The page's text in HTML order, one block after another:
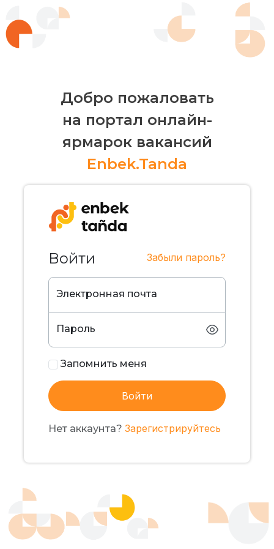
Добро пожаловать
на портал онлайн-
ярмарок вакансий
Enbek.Tanda
Войти Забыли пароль?
Электронная почта
Пароль
Запомнить меня
Войти
Нет аккаунта? Зарегистрируйтесь